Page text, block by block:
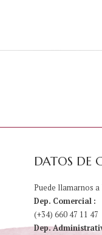
DATOS DE
Puede llamarnos
Dep. Comercial :
(+34) 660 47 11 47
Dep.